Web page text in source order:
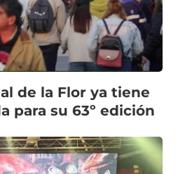
de la Flor ya tiene
para su 63º edición